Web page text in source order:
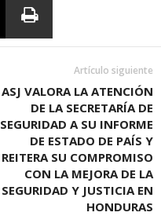
Artículo siguiente
ASJ VALORA LA ATENCIÓN
DE LA SECRETARÍA DE
SEGURIDAD A SU INFORME
DE ESTADO DE PAÍS Y
REITERA SU COMPROMISO
CON LA MEJORA DE LA
SEGURIDAD Y JUSTICIA EN
HONDURAS